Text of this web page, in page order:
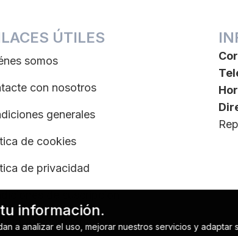
ÚTILES
somos
con nosotros
generales
de cookies
de privacidad
suscripción
información.
a analizar el uso, mejorar nuestros servicios y adaptar